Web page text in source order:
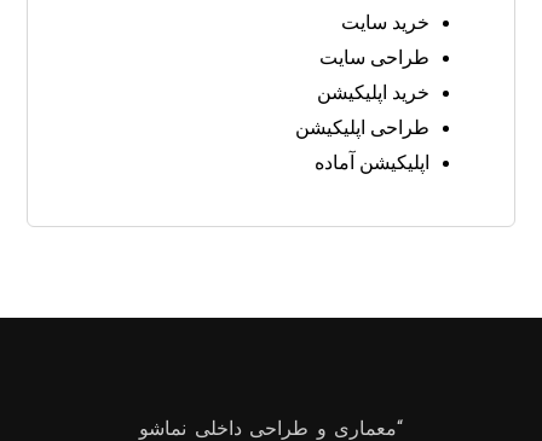
خرید سایت
طراحی سایت
خرید اپلیکیشن
طراحی اپلیکیشن
اپلیکیشن آماده
“معماری و طراحی داخلی نماشو